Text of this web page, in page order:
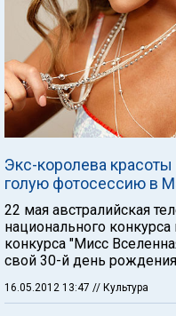
Экс-королева
голую фотосессию в
22 мая австралийская
национального
конкурса "Мисс
свой 30-й день
16.05.2012 13:47 // Культура